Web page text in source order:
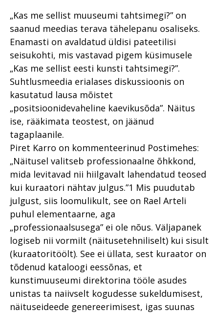
„Kas me sellist muuseumi tahtsimegi?” on
saanud meedias terava tähelepanu osaliseks.
Enamasti on avaldatud üldisi pateetilisi
seisukohti, mis vastavad pigem küsimusele
„Kas me sellist eesti kunsti tahtsimegi?”.
Suhtlusmeedia erialases diskussioonis on
kasutatud lausa mõistet
„positsioonidevaheline kaevikusõda”. Näitus
ise, rääkimata teostest, on jäänud
tagaplaanile.
Piret Karro on kommenteerinud Postimehes:
„Näitusel valitseb professionaalne õhkkond,
mida levitavad nii hiilgavalt lahendatud teosed
kui kuraatori nähtav julgus.”1 Mis puudutab
julgust, siis loomulikult, see on Rael Arteli
puhul elementaarne, aga
„professionaalsusega” ei ole nõus. Väljapanek
logiseb nii vormilt (näitusetehniliselt) kui sisult
(kuraatoritöölt). See ei üllata, sest kuraator on
tõdenud kataloogi eessõnas, et
kunstimuuseumi direktorina tööle asudes
unistas ta naiivselt kogudesse sukeldumisest,
näituseideede genereerimisest, igas suunas